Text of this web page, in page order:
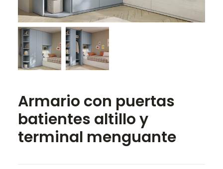
SEARCH
Armario con puertas
batientes altillo y
terminal menguante